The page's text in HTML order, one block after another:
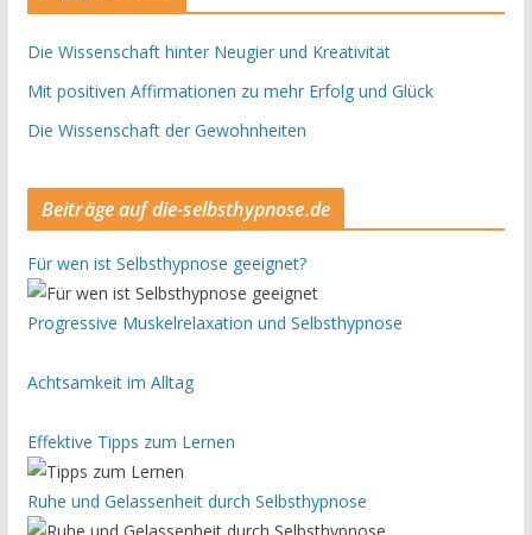
Die Wissenschaft hinter Neugier und Kreativität
Mit positiven Affirmationen zu mehr Erfolg und Glück
Die Wissenschaft der Gewohnheiten
Beiträge auf die-selbsthypnose.de
Für wen ist Selbsthypnose geeignet?
Progressive Muskelrelaxation und Selbsthypnose
Achtsamkeit im Alltag
Effektive Tipps zum Lernen
Ruhe und Gelassenheit durch Selbsthypnose